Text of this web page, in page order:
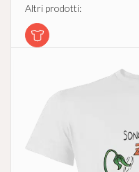
Altri prodotti: